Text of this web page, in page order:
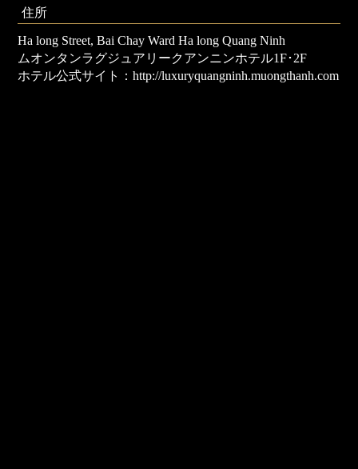
住所
Ha long Street, Bai Chay Ward Ha long Quang Ninh
ムオンタンラグジュアリークアンニンホテル1F･2F
ホテル公式サイト：http://luxuryquangninh.muongthanh.com